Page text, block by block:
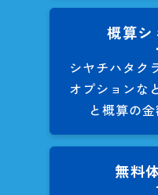
概算シ
シヤチハタク
オプションな
と概算の
無料